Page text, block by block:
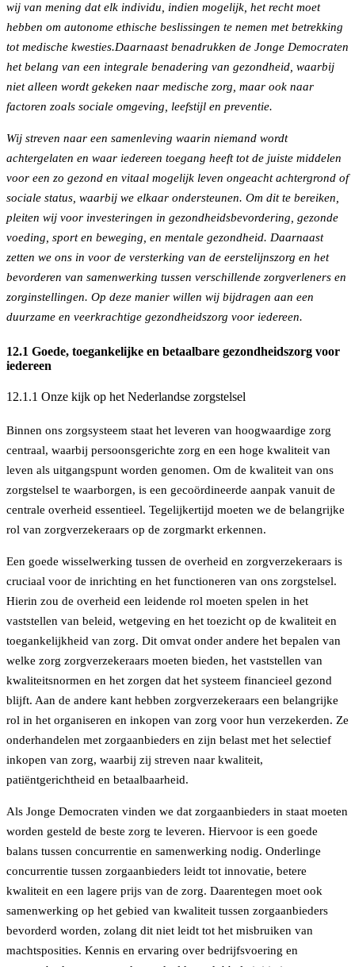
wij van mening dat elk individu, indien mogelijk, het recht moet
hebben om autonome ethische beslissingen te nemen met betrekking
tot medische kwesties.Daarnaast benadrukken de Jonge Democraten
het belang van een integrale benadering van gezondheid, waarbij
niet alleen wordt gekeken naar medische zorg, maar ook naar
factoren zoals sociale omgeving, leefstijl en preventie.
Wij streven naar een samenleving waarin niemand wordt
achtergelaten en waar iedereen toegang heeft tot de juiste middelen
voor een zo gezond en vitaal mogelijk leven ongeacht achtergrond of
sociale status, waarbij we elkaar ondersteunen. Om dit te bereiken,
pleiten wij voor investeringen in gezondheidsbevordering, gezonde
voeding, sport en beweging, en mentale gezondheid. Daarnaast
zetten we ons in voor de versterking van de eerstelijnszorg en het
bevorderen van samenwerking tussen verschillende zorgverleners en
zorginstellingen. Op deze manier willen wij bijdragen aan een
duurzame en veerkrachtige gezondheidszorg voor iedereen.
12.1 Goede, toegankelijke en betaalbare gezondheidszorg voor
iedereen
12.1.1 Onze kijk op het Nederlandse zorgstelsel
Binnen ons zorgsysteem staat het leveren van hoogwaardige zorg
centraal, waarbij persoonsgerichte zorg en een hoge kwaliteit van
leven als uitgangspunt worden genomen. Om de kwaliteit van ons
zorgstelsel te waarborgen, is een gecoördineerde aanpak vanuit de
centrale overheid essentieel. Tegelijkertijd moeten we de belangrijke
rol van zorgverzekeraars op de zorgmarkt erkennen.
Een goede wisselwerking tussen de overheid en zorgverzekeraars is
cruciaal voor de inrichting en het functioneren van ons zorgstelsel.
Hierin zou de overheid een leidende rol moeten spelen in het
vaststellen van beleid, wetgeving en het toezicht op de kwaliteit en
toegankelijkheid van zorg. Dit omvat onder andere het bepalen van
welke zorg zorgverzekeraars moeten bieden, het vaststellen van
kwaliteitsnormen en het zorgen dat het systeem financieel gezond
blijft. Aan de andere kant hebben zorgverzekeraars een belangrijke
rol in het organiseren en inkopen van zorg voor hun verzekerden. Ze
onderhandelen met zorgaanbieders en zijn belast met het selectief
inkopen van zorg, waarbij zij streven naar kwaliteit,
patiëntgerichtheid en betaalbaarheid.
Als Jonge Democraten vinden we dat zorgaanbieders in staat moeten
worden gesteld de beste zorg te leveren. Hiervoor is een goede
balans tussen concurrentie en samenwerking nodig. Onderlinge
concurrentie tussen zorgaanbieders leidt tot innovatie, betere
kwaliteit en een lagere prijs van de zorg. Daarentegen moet ook
samenwerking op het gebied van kwaliteit tussen zorgaanbieders
bevorderd worden, zolang dit niet leidt tot het misbruiken van
machtsposities. Kennis en ervaring over bedrijfsvoering en